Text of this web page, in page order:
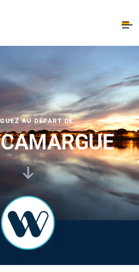
AU DÉPART DE